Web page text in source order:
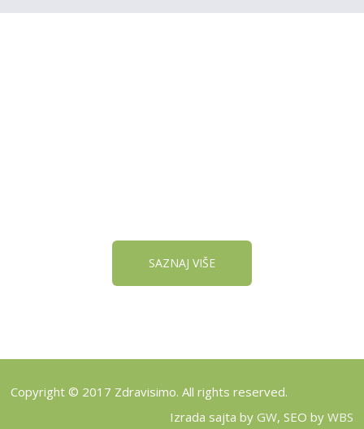
SAZNAJ VIŠE
Copyright © 2017 Zdravisimo. All rights reserved.
Izrada sajta by GW, SEO by WBS